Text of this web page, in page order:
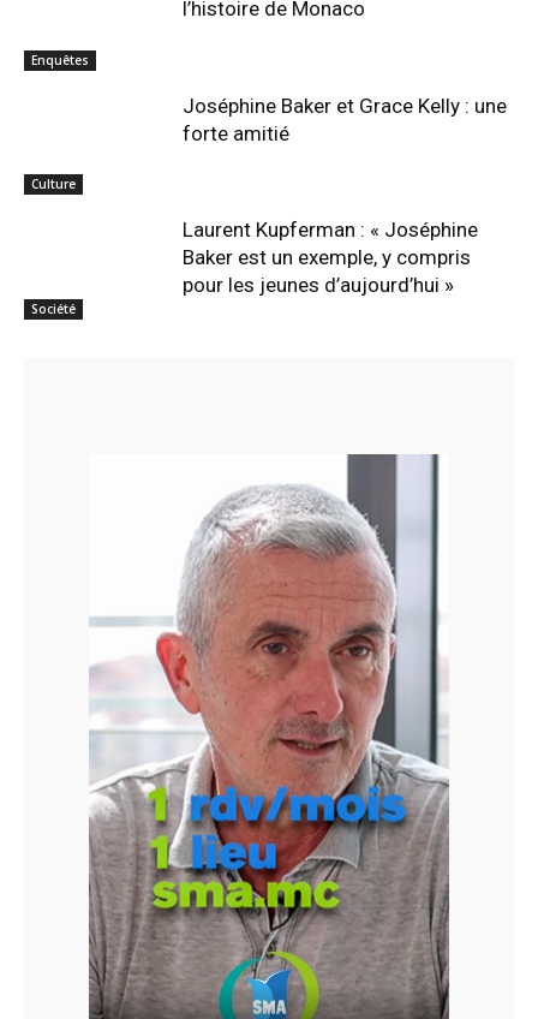
Enquêtes
l’histoire de Monaco
Culture
Joséphine Baker et Grace Kelly : une
forte amitié
Société
Laurent Kupferman : « Joséphine
Baker est un exemple, y compris
pour les jeunes d’aujourd’hui »